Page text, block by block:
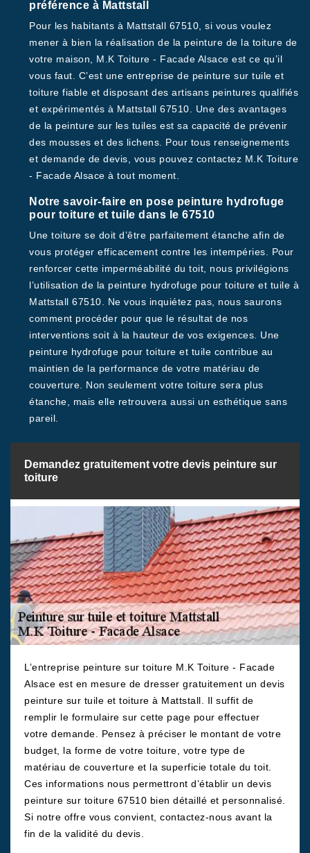
préférence à Mattstall
Pour les habitants à Mattstall 67510, si vous voulez
mener à bien la réalisation de la peinture de la toiture de
votre maison, M.K Toiture - Facade Alsace est ce qu’il
vous faut. C’est une entreprise de peinture sur tuile et
toiture fiable et disposant des artisans peintures qualifiés
et expérimentés à Mattstall 67510. Une des avantages
de la peinture sur les tuiles est sa capacité de prévenir
des mousses et des lichens. Pour tous renseignements
et demande de devis, vous pouvez contactez M.K Toiture
- Facade Alsace à tout moment.
Notre savoir-faire en pose peinture hydrofuge
pour toiture et tuile dans le 67510
Une toiture se doit d’être parfaitement étanche afin de
vous protéger efficacement contre les intempéries. Pour
renforcer cette imperméabilité du toit, nous privilégions
l’utilisation de la peinture hydrofuge pour toiture et tuile à
Mattstall 67510. Ne vous inquiétez pas, nous saurons
comment procéder pour que le résultat de nos
interventions soit à la hauteur de vos exigences. Une
peinture hydrofuge pour toiture et tuile contribue au
maintien de la performance de votre matériau de
couverture. Non seulement votre toiture sera plus
étanche, mais elle retrouvera aussi un esthétique sans
pareil.
Demandez gratuitement votre devis peinture sur
toiture
L’entreprise peinture sur toiture M.K Toiture - Facade
Alsace est en mesure de dresser gratuitement un devis
peinture sur tuile et toiture à Mattstall. Il suffit de
remplir le formulaire sur cette page pour effectuer
votre demande. Pensez à préciser le montant de votre
budget, la forme de votre toiture, votre type de
matériau de couverture et la superficie totale du toit.
Ces informations nous permettront d’établir un devis
peinture sur toiture 67510 bien détaillé et personnalisé.
Si notre offre vous convient, contactez-nous avant la
fin de la validité du devis.